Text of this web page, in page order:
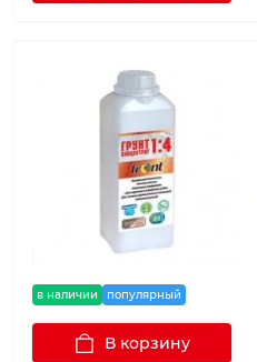
в наличии популярный
В корзину